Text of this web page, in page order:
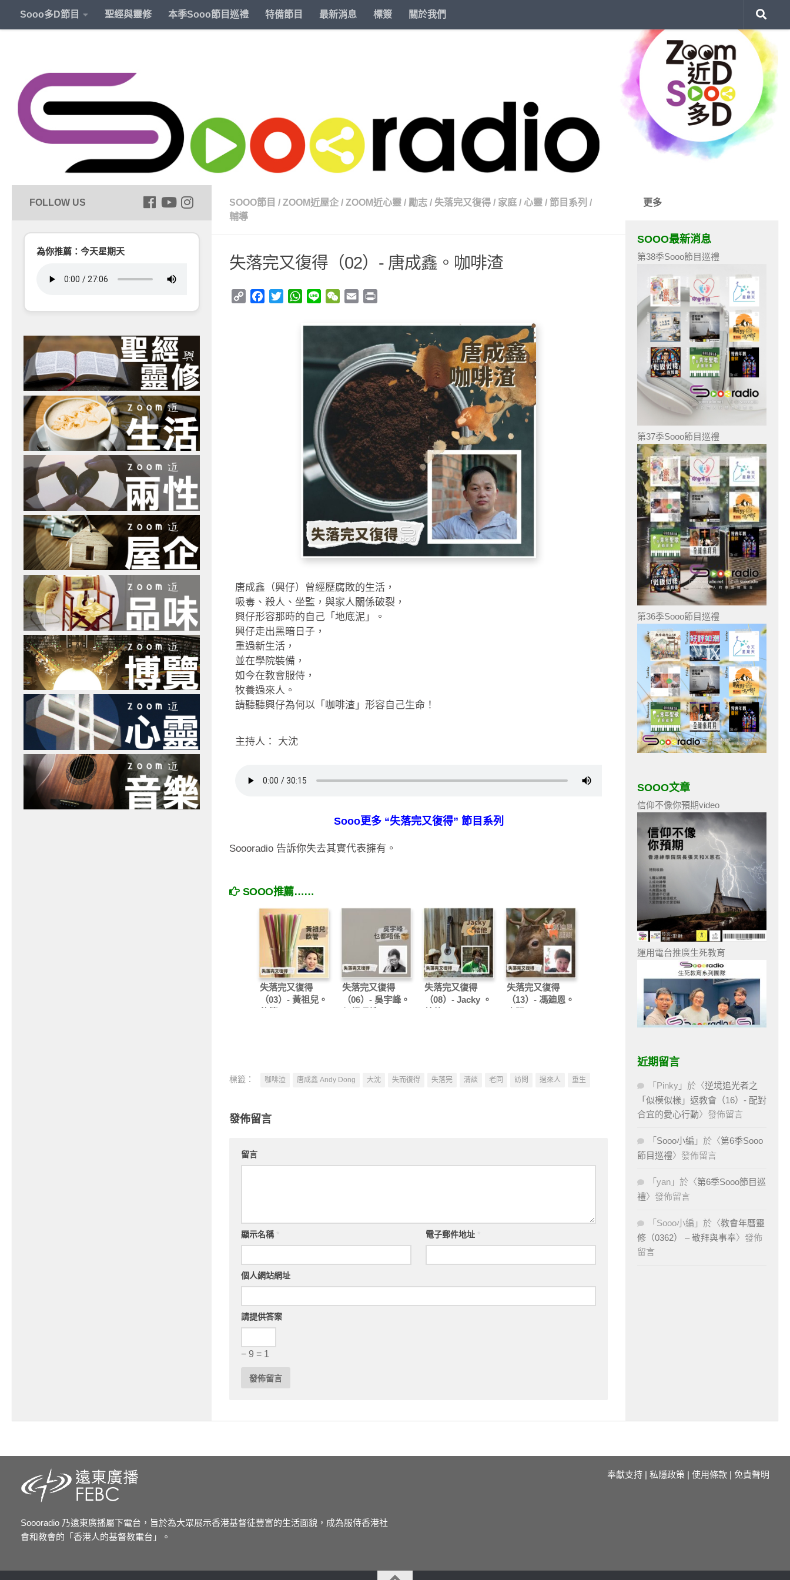
Sooo多D節目 聖經與靈修 本季Sooo節目巡禮 特備節目 最新消息 標簽 關於我們
SOOO節目 / ZOOM近屋企 / ZOOM近心靈 / 勵志 / 失落完又復得 / 家庭 / 心靈 / 節目系列 /
輔導
失落完又復得（02）- 唐成鑫。咖啡渣
Copy
Facebook
TwitterWhatsApp
Line WeChat
Email
唐成鑫（興仔）曾經歷腐敗的生活，
吸毒、殺人、坐監，與家人關係破裂，
興仔形容那時的自己「地底泥」。
興仔走出黑暗日子，
重過新生活，
並在學院裝備，
如今在教會服侍，
牧養過來人。
請聽聽興仔為何以「咖啡渣」形容自己生命！
主持人： 大沈
Sooo更多 “失落完又復得” 節目系列
Soooradio 告訴你失去其實代表擁有。
SOOO推薦……
失落完又復得
（03）- 黃祖兒。
失落完又復得
（06）- 吳宇峰。
失落完又復得
（08）- Jacky 。
失落完又復得
（13）- 馮廸恩。
標籤： 咖啡渣 唐成鑫 Andy Dong 大沈 失而復得 失落完 清談 老同 訪問 過來人 重生
發佈留言
留言
顯示名稱 電子郵件地址
個人網站網址
請提供答案
− 9 = 1
為你推薦：今天星期天
更多
SOOO最新消息
第38季Sooo節目巡禮
第37季Sooo節目巡禮
第36季Sooo節目巡禮
SOOO文章
信仰不像你預期video
運用電台推廣生死教育
近期留言
「 Pinky 」於〈逆境追光者之
「似模似樣」返教會（16）- 配對
合宜的愛心行動〉發佈留言
「 Sooo小編 」於〈第6季Sooo
節目巡禮〉發佈留言
「 yan 」於〈第6季Sooo節目巡
禮〉發佈留言
「 Sooo小編 」於〈教會年曆靈
修（0362） – 敬拜與事奉〉發佈
留言
Soooradio 乃遠東廣播屬下電台，旨於為大眾展示香港基督徒豐富的生活面貌，成為服侍香港社
會和教會的「香港人的基督教電台」。
奉獻支持 | 私隱政策 | 使用條款 | 免責聲明